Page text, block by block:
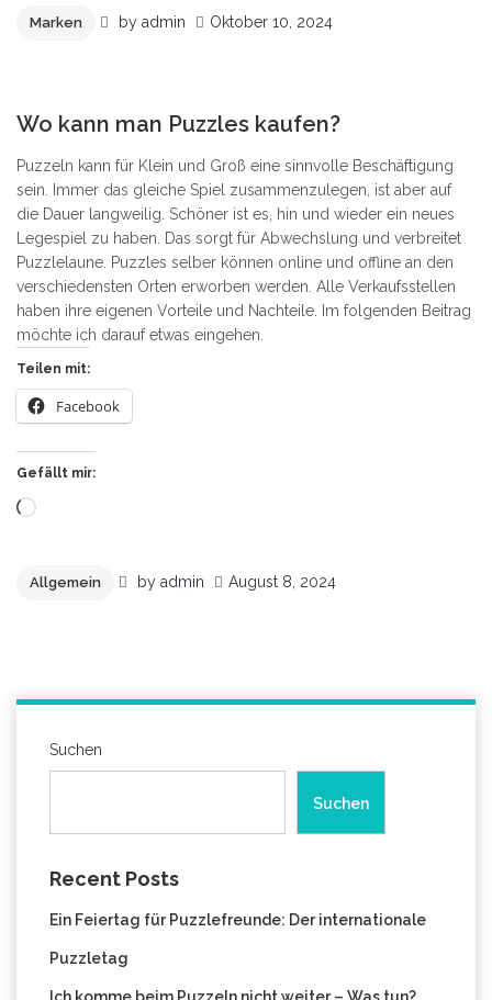
Marken by admin Oktober 10, 2024
Wo kann man Puzzles kaufen?
Puzzeln kann für Klein und Groß eine sinnvolle Beschäftigung
sein. Immer das gleiche Spiel zusammenzulegen, ist aber auf
die Dauer langweilig. Schöner ist es, hin und wieder ein neues
Legespiel zu haben. Das sorgt für Abwechslung und verbreitet
Puzzlelaune. Puzzles selber können online und offline an den
verschiedensten Orten erworben werden. Alle Verkaufsstellen
haben ihre eigenen Vorteile und Nachteile. Im folgenden Beitrag
möchte ich darauf etwas eingehen.
Teilen mit:
Facebook
Gefällt mir:
Wird
Allgemein by admin August 8, 2024
Suchen
Suchen
Recent Posts
Ein Feiertag für Puzzlefreunde: Der internationale
Puzzletag